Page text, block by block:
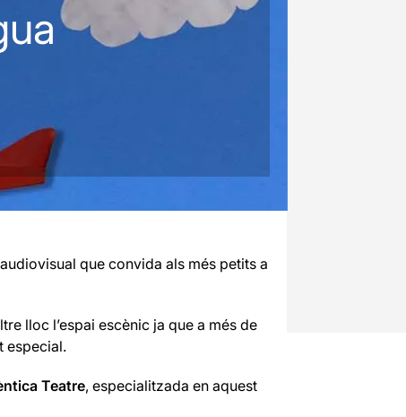
que convida als més petits a
lloc l’espai escènic ja que a més de
especial.
Teatre, especialitzada en aquest